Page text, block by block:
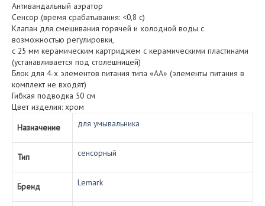
Антивандальный аэратор
Сенсор (время срабатывания: <0,8 с)
Клапан для смешивания горячей и холодной воды с
возможностью регулировки,
с 25 мм керамическим картриджем с керамическими пластинами
(устанавливается под столешницей)
Блок для 4-х элементов питания типа «АА» (элементы питания в
комплект не входят)
Гибкая подводка 50 см
Цвет изделия: хром
Назначение
для умывальника
Тип сенсорный
Бренд Lemark